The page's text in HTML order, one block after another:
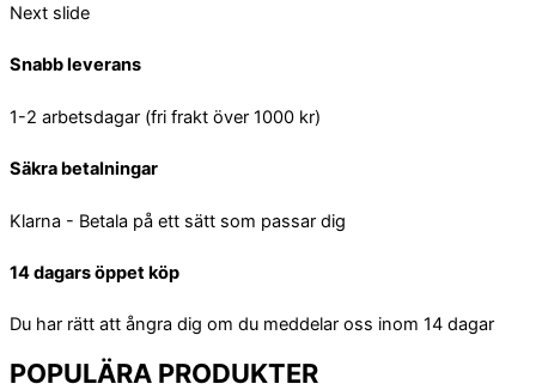
Next slide
Snabb leverans
1-2 arbetsdagar (fri frakt över 1000 kr)
Säkra betalningar
Klarna - Betala på ett sätt som passar dig
14 dagars öppet köp
Du har rätt att ångra dig om du meddelar oss inom 14 dagar
POPULÄRA PRODUKTER